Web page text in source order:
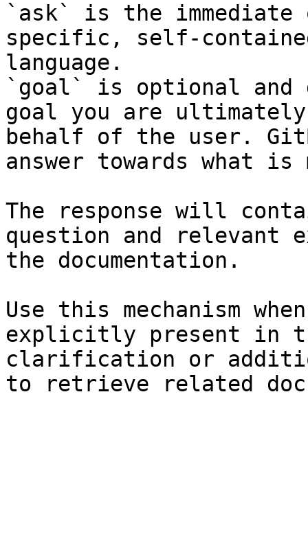
`ask` is the
specific, self-
language.
`goal` is optional and
goal you are
behalf of the user.
answer towards what
The response will
question and relevant
the documentation.
Use this mechanism
explicitly present in
clarification or